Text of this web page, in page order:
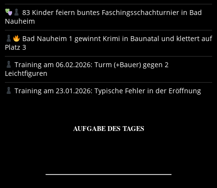
83 Kinder feiern buntes Faschingsschachturnier in Bad
Nauheim
Bad Nauheim 1 gewinnt Krimi in Baunatal und klettert auf
Platz 3
Training am 06.02.2026: Turm (+Bauer) gegen 2
Leichtfiguren
Training am 23.01.2026: Typische Fehler in der Eröffnung
AUFGABE DES TAGES